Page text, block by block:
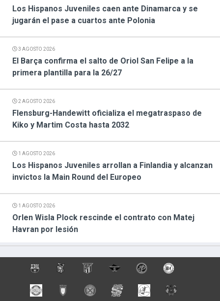
Los Hispanos Juveniles caen ante Dinamarca y se
jugarán el pase a cuartos ante Polonia
3 AGOSTO 2026
El Barça confirma el salto de Oriol San Felipe a la
primera plantilla para la 26/27
2 AGOSTO 2026
Flensburg-Handewitt oficializa el megatraspaso de
Kiko y Martim Costa hasta 2032
1 AGOSTO 2026
Los Hispanos Juveniles arrollan a Finlandia y alcanzan
invictos la Main Round del Europeo
1 AGOSTO 2026
Orlen Wisla Plock rescinde el contrato con Matej
Havran por lesión